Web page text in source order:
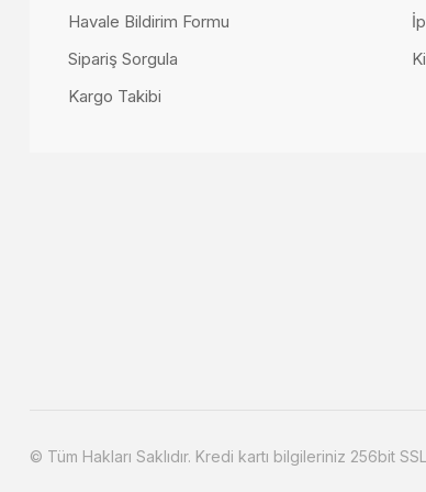
250.000,00 TL
198.000,00 TL
Havale Bildirim Formu
Sipariş Sorgula
Kargo Takibi
© Tüm Hakları Saklıdır. Kredi kartı bilgileriniz 256bit